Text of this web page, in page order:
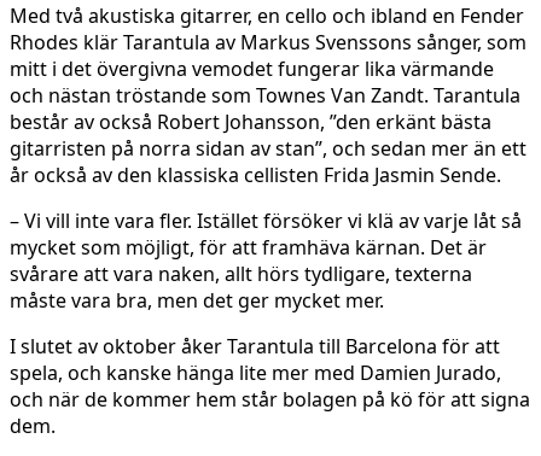
Med två akustiska gitarrer, en cello och ibland en Fender
Rhodes klär Tarantula av Markus Svenssons sånger, som
mitt i det övergivna vemodet fungerar lika värmande
och nästan tröstande som Townes Van Zandt. Tarantula
består av också Robert Johansson, ”den erkänt bästa
gitarristen på norra sidan av stan”, och sedan mer än ett
år också av den klassiska cellisten Frida Jasmin Sende.
– Vi vill inte vara fler. Istället försöker vi klä av varje låt så
mycket som möjligt, för att framhäva kärnan. Det är
svårare att vara naken, allt hörs tydligare, texterna
måste vara bra, men det ger mycket mer.
I slutet av oktober åker Tarantula till Barcelona för att
spela, och kanske hänga lite mer med Damien Jurado,
och när de kommer hem står bolagen på kö för att signa
dem.